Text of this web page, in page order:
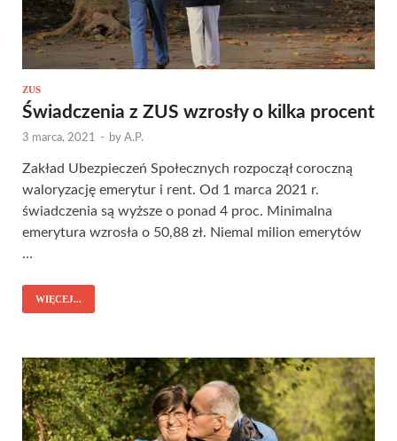
ZUS
Świadczenia z ZUS wzrosły o kilka procent
3 marca, 2021 - by A.P.
Zakład Ubezpieczeń Społecznych rozpoczął coroczną
waloryzację emerytur i rent. Od 1 marca 2021 r.
świadczenia są wyższe o ponad 4 proc. Minimalna
emerytura wzrosła o 50,88 zł. Niemal milion emerytów
…
WIĘCEJ...